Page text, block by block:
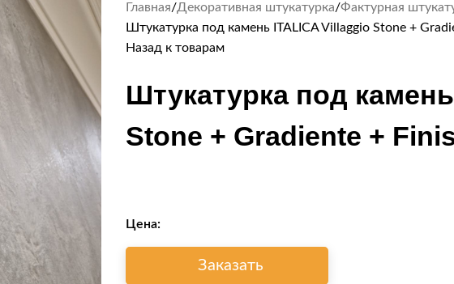
Главная Декоративная штукатурка Фактурная
Штукатурка под камень ITALICA Villaggio Stone +
Назад к товарам
Штукатурка под
Stone + Gradiente +
Цена:
Заказать